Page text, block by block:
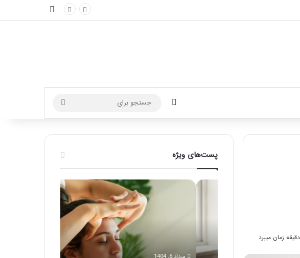
تغییر پوسته
برای
پست‌های ویژه
این
راهنمای
ماساژ
از